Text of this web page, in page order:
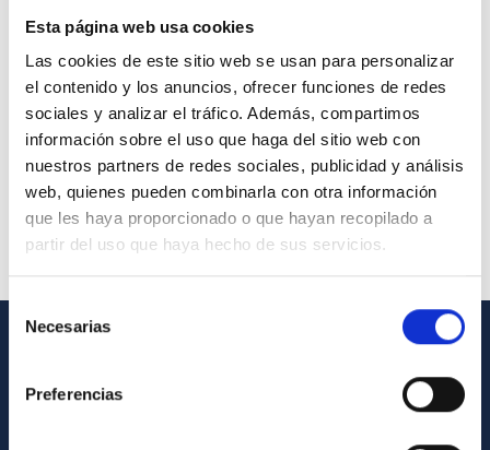
Esta página web usa cookies
Las cookies de este sitio web se usan para personalizar
el contenido y los anuncios, ofrecer funciones de redes
sociales y analizar el tráfico. Además, compartimos
información sobre el uso que haga del sitio web con
nuestros partners de redes sociales, publicidad y análisis
web, quienes pueden combinarla con otra información
que les haya proporcionado o que hayan recopilado a
partir del uso que haya hecho de sus servicios.
Selección
Necesarias
Preferencias